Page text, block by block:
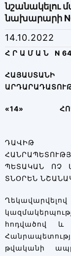
նշանակելու
նախարարի
14.10.2022
Հ Ր Ա Մ Ա Ն N
«14»
ԴԱՎԻԹ
ՊԵՏԱԿԱՆ ՈՉ
ՏՆՕՐԵՆ
հոդվածով և
թվականի